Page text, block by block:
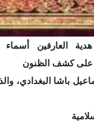
العارفين أسماء
على كشف الظنون
باشا البغدادي،